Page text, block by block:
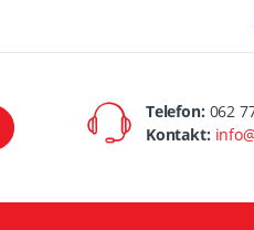
Telefon: 062
Kontakt: